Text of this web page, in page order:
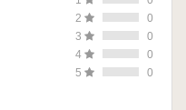
2
0
3
0
4
0
5
0